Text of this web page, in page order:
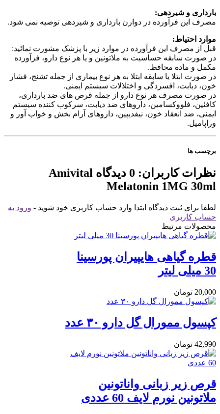
بارداری و شیردهی:
مصرف این فرآورده در دوارن بارداری و شیردهی توصیه نمی شود.
موارد احتیاط:
قبل از مصرف این فرآورده در موارد زیر با پزشک مشورت نمائید:
در صورت سابقه حساسیت به ملاتونین و یا هر نوع دارو، فرآورده
مکمل و ماده محافظ.
در صورت ابتلا یا سابقه ابتلا به هر نوع بیماری از جمله تشنج، فشار
خون، دیابت، افسردگی و اختلالات سیستم ایمنی.
در صورت مصرف هر نوع دارو از جمله قرص های ضد بارداری،
کافئین، فلووکسامین، داروهای ضد دیابت، سرکوب کننده سیستم
ایمنی، ضد انعقاد خون، نیفدیپین، داروهای آرام بخش و خواب آور و
وراپامیل.
برچسب ها
نظرات کاربران: 0 دیدگاه
Amivital
Melatonin 1MG 30ml
لطفا برای ثبت دیدگاه ابتدا وارد حساب کاربری خود شوید - ورود به
حساب کاربری
محصولات مرتبط
قطره گیاهی هایپیران پورسینا
30 میلی لیتر
20,000 تومان
کپسول ممورال گل دارو ۳۰ عدد
42,990 تومان
قرص زیر زبانی واناتونین
ملاتونین نورم لایف 60 عددی